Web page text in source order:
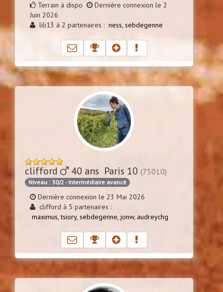
Terrain à dispo
Dernière connexion le 2
Juin 2026
lili13 à 2 partenaires : ness, sebdegenne
clifford 40 ans Paris 10 (75010)
Niveau : 30/2 - Intermédiaire avancé
Dernière connexion le 23 Mai 2026
clifford à 5 partenaires :
maximus,tsiory, sebdegenne, jonw, audreychg